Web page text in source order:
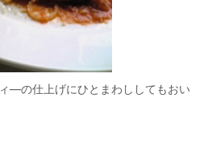
―の仕上げにひとまわししてもおい